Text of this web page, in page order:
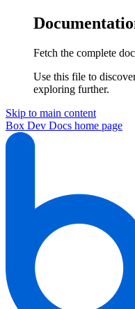
Fetch the complete
Use this file to
exploring further.
Skip to main content
Box Dev Docs home page